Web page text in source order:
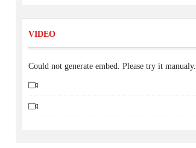
VIDEO
Could not generate embed. Please try it manualy.